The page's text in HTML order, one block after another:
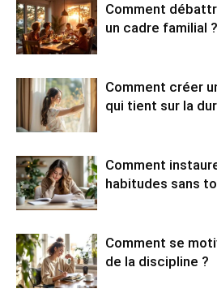
Comment
un cadre familial ?
Comment créer
qui tient sur la
Comment
habitudes sans
Comment se
de la discipline ?